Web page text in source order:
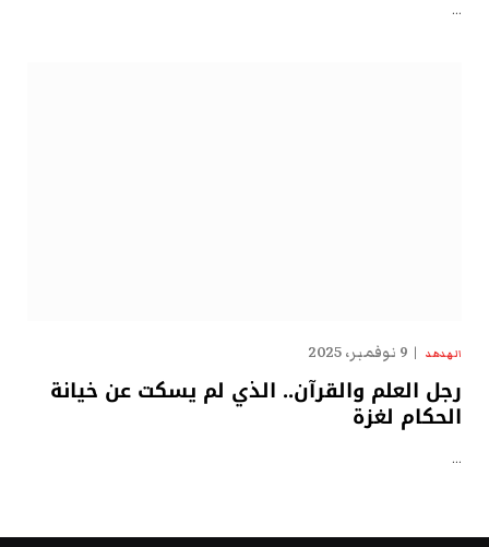
…
الهدهد 9 نوفمبر، 2025
رجل العلم والقرآن.. الذي لم يسكت عن خيانة
الحكام لغزة
…